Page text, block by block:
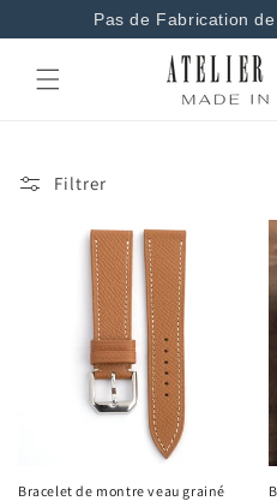
Pas de Fabrication de
contenu
Filtrer
Bracelet de montre veau grainé